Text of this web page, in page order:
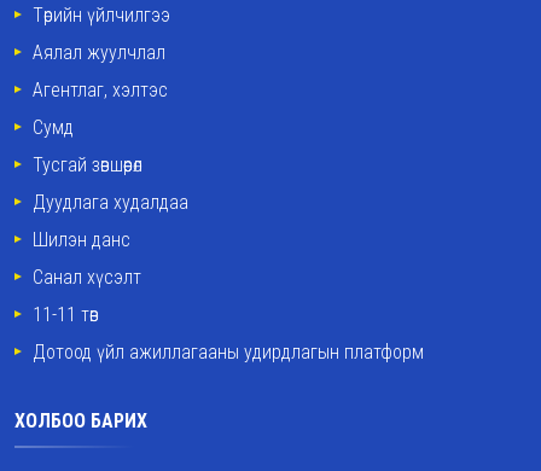
Төрийн үйлчилгээ
Аялал жуулчлал
Агентлаг, хэлтэс
Сумд
Тусгай зөвшөөрөл
Дуудлага худалдаа
Шилэн данс
Санал хүсэлт
11-11 төв
Дотоод үйл ажиллагааны удирдлагын платформ
ХОЛБОО БАРИХ